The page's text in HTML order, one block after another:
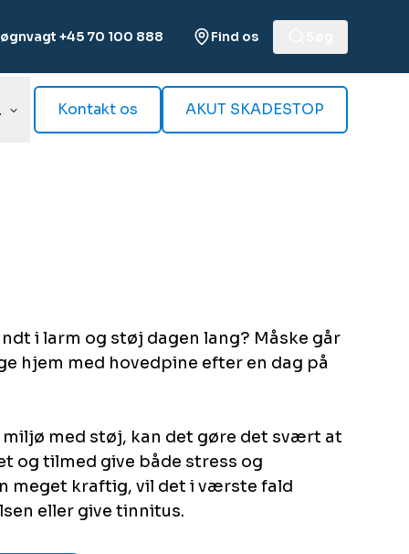
+45 70 100 888 Find os
Kontakt os AKUT SKADESTOP
i larm og støj dagen lang? Måske går
hjem med hovedpine efter en dag på
miljø med støj, kan det gøre det svært at
og tilmed give både stress og
meget kraftig, vil det i værste fald
eller give tinnitus.